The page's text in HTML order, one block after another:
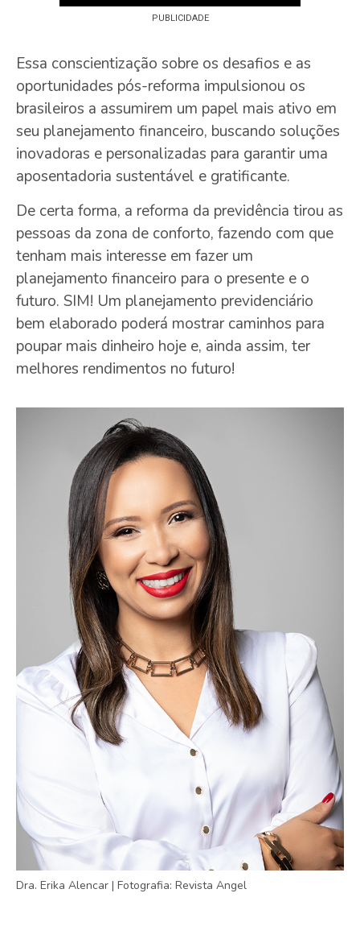
PUBLICIDADE
Essa conscientização sobre os desafios e as
oportunidades pós-reforma impulsionou os
brasileiros a assumirem um papel mais ativo em
seu planejamento financeiro, buscando soluções
inovadoras e personalizadas para garantir uma
aposentadoria sustentável e gratificante.
De certa forma, a reforma da previdência tirou as
pessoas da zona de conforto, fazendo com que
tenham mais interesse em fazer um
planejamento financeiro para o presente e o
futuro. SIM! Um planejamento previdenciário
bem elaborado poderá mostrar caminhos para
poupar mais dinheiro hoje e, ainda assim, ter
melhores rendimentos no futuro!
Dra. Erika Alencar | Fotografia: Revista Angel